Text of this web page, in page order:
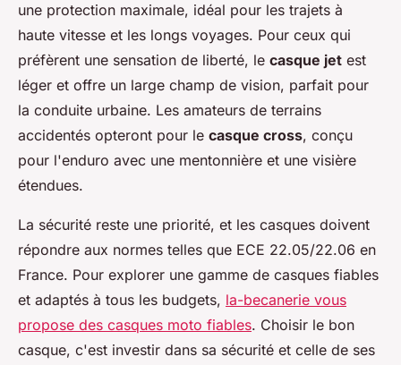
une protection maximale, idéal pour les trajets à
haute vitesse et les longs voyages. Pour ceux qui
préfèrent une sensation de liberté, le casque jet est
léger et offre un large champ de vision, parfait pour
la conduite urbaine. Les amateurs de terrains
accidentés opteront pour le casque cross, conçu
pour l'enduro avec une mentonnière et une visière
étendues.
La sécurité reste une priorité, et les casques doivent
répondre aux normes telles que ECE 22.05/22.06 en
France. Pour explorer une gamme de casques fiables
et adaptés à tous les budgets, la-becanerie vous
propose des casques moto fiables. Choisir le bon
casque, c'est investir dans sa sécurité et celle de ses